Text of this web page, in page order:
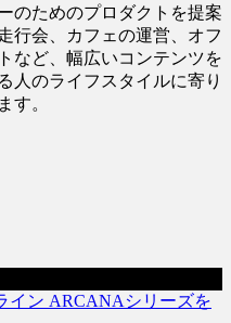
のためのプロダクトを提案
行会、カフェの運営、オフ
など、幅広いコンテンツを
人のライフスタイルに寄り
す。